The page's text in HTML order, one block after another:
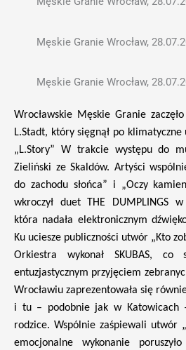
Męskie Granie Wrocław,
Męskie Granie Wrocław,
Wrocławskie Męskie Granie
L.Stadt, który sięgnął po
„L.Story” W trakcie występu do
Zieliński ze Skaldów. Artyści
do zachodu słońca” i „Oczy
wkroczył duet THE DUMPLINGS
która nadała elektronicznym
Ku uciesze publiczności utwór „Kto
Orkiestra wykonał SKUBAS,
entuzjastycznym przyjęciem
Wrocławiu zaprezentowała się
i tu – podobnie jak w Katowicach
rodzice. Wspólnie zaśpiewali utwór
emocjonalne wykonanie